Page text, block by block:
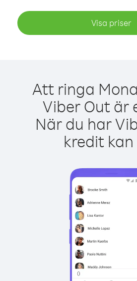
Visa priser
Att ringa
Viber Out är
När du har
kredit kan